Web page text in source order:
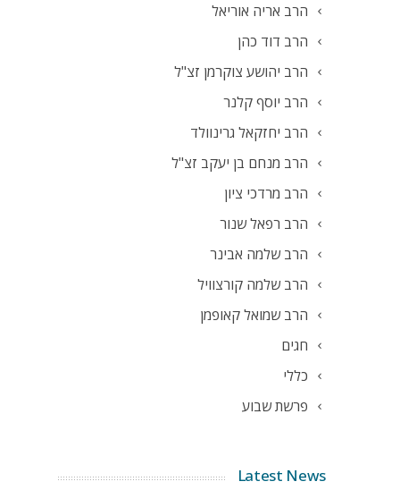
הרב אריה אוריאל
הרב דוד כהן
הרב יהושע צוקרמן זצ"ל
הרב יוסף קלנר
הרב יחזקאל גרינוולד
הרב מנחם בן יעקב זצ"ל
הרב מרדכי ציון
הרב רפאל שנור
הרב שלמה אבינר
הרב שלמה קורצוויל
הרב שמואל קאופמן
חגים
כללי
פרשת שבוע
Latest News